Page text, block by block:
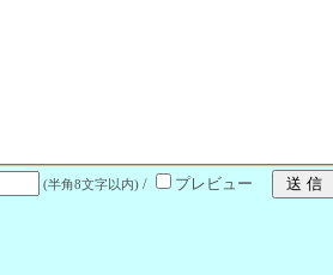
(半角8文字以内) / プレビュー